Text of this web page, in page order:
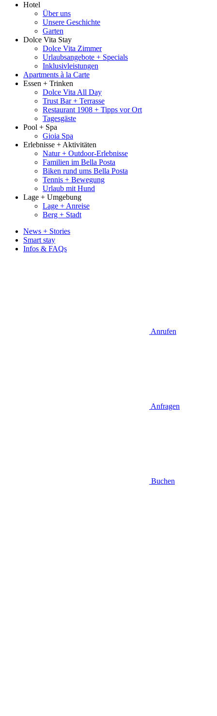
Hotel
Über uns
Unsere Geschichte
Garten
Dolce Vita Stay
Dolce Vita Zimmer
Urlaubsangebote + Specials
Inklusivleistungen
Apartments à la Carte
Essen + Trinken
Dolce Vita All Day
Trust Bar + Terrasse
Restaurant 1908 + Tipps vor Ort
Tagesgäste
Pool + Spa
Gioia Spa
Erlebnisse + Aktivitäten
Natur + Outdoor-Erlebnisse
Familien im Bella Posta
Biken rund ums Bella Posta
Tennis + Bewegung
Urlaub mit Hund
Lage + Umgebung
Lage + Anreise
Berg + Stadt
News + Stories
Smart stay
Infos & FAQs
Anrufen
Anfragen
Buchen